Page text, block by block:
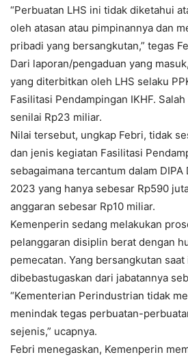
“Perbuatan LHS ini tidak diketahui
oleh atasan atau pimpinannya dan
pribadi yang bersangkutan,” tegas
Dari laporan/pengaduan yang
yang diterbitkan oleh LHS selaku
Fasilitasi Pendampingan IKHF.
senilai Rp23 miliar.
Nilai tersebut, ungkap Febri, tidak
dan jenis kegiatan Fasilitasi
sebagaimana tercantum dalam
2023 yang hanya sebesar Rp590
anggaran sebesar Rp10 miliar.
Kemenperin sedang melakukan
pelanggaran disiplin berat dengan
pemecatan. Yang bersangkutan
dibebastugaskan dari jabatannya
“Kementerian Perindustrian tidak
menindak tegas perbuatan-
sejenis,” ucapnya.
Febri menegaskan, Kemenperin